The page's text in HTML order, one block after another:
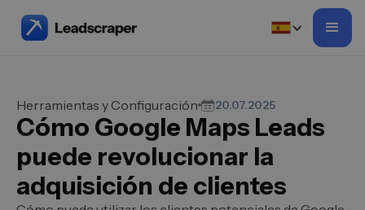
Herramientas y Configuración 20.07.2025
Cómo Google Maps Leads
puede revolucionar la
adquisición de clientes